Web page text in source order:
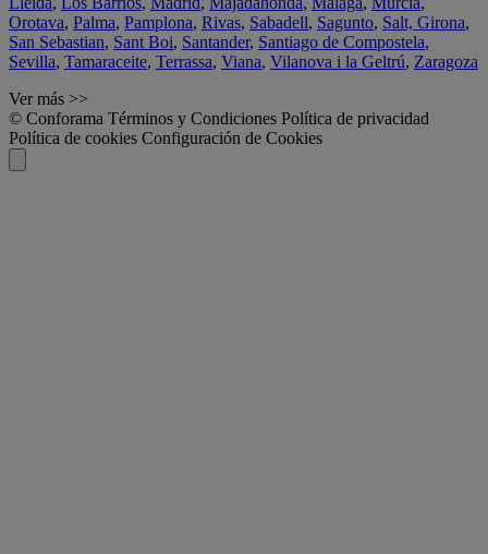
Orotava, Palma, Pamplona, Rivas, Sabadell, Sagunto, Salt, Girona,
San Sebastian, Sant Boi, Santander, Santiago de Compostela,
Sevilla, Tamaraceite, Terrassa, Viana, Vilanova i la Geltrú, Zaragoza
Ver más >>
© Conforama Términos y Condiciones Política de privacidad
Política de cookies Configuración de Cookies